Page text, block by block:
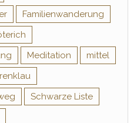
Familienwanderung
Meditation
mittel
Schwarze Liste